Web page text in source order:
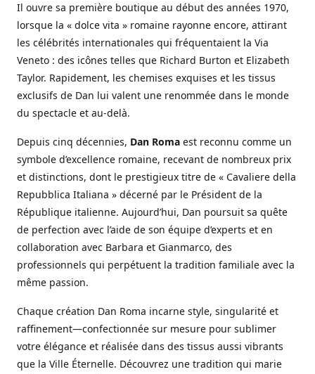
Il ouvre sa première boutique au début des années 1970,
lorsque la « dolce vita » romaine rayonne encore, attirant
les célébrités internationales qui fréquentaient la Via
Veneto : des icônes telles que Richard Burton et Elizabeth
Taylor. Rapidement, les chemises exquises et les tissus
exclusifs de Dan lui valent une renommée dans le monde
du spectacle et au-delà.
Depuis cinq décennies, Dan Roma est reconnu comme un
symbole d’excellence romaine, recevant de nombreux prix
et distinctions, dont le prestigieux titre de « Cavaliere della
Repubblica Italiana » décerné par le Président de la
République italienne. Aujourd’hui, Dan poursuit sa quête
de perfection avec l’aide de son équipe d’experts et en
collaboration avec Barbara et Gianmarco, des
professionnels qui perpétuent la tradition familiale avec la
même passion.
Chaque création Dan Roma incarne style, singularité et
raffinement—confectionnée sur mesure pour sublimer
votre élégance et réalisée dans des tissus aussi vibrants
que la Ville Éternelle. Découvrez une tradition qui marie